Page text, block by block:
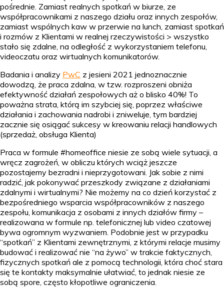
pośrednie. Zamiast realnych spotkań w biurze, ze
współpracownikami z naszego działu oraz innych zespołów,
zamiast wspólnych kaw w przerwie na lunch, zamiast spotkań
i rozmów z Klientami w realnej rzeczywistości > wszystko
stało się zdalne, na odległość z wykorzystaniem telefonu,
videoczatu oraz wirtualnych komunikatorów.
Badania i analizy PwC z jesieni 2021 jednoznacznie
dowodzą, że praca zdalna, w tzw. rozproszeni obniża
efektywność działań zespołowych aż o blisko 40%! To
poważna strata, którą im szybciej się, poprzez właściwe
działania i zachowania nadrobi i zniweluje, tym bardziej
zacznie się osiągać sukcesy w kreowaniu relacji handlowych
(sprzedaż, obsługa Klienta)
Praca w formule #homeoffice niesie ze sobą wiele sytuacji, a
wręcz zagrożeń, w obliczu których wciąż jeszcze
pozostajemy bezradni i nieprzygotowani. Jak sobie z nimi
radzić, jak pokonywać przeszkody związane z działaniami
zdalnymi i wirtualnymi? Nie możemy na co dzień korzystać z
bezpośredniego wsparcia współpracowników z naszego
zespołu, komunikacja z osobami z innych działów firmy –
realizowana w formule np. telefonicznej lub video czatowej
bywa ogromnym wyzwaniem. Podobnie jest w przypadku
“spotkań” z Klientami zewnętrznymi, z którymi relacje musimy
budować i realizować nie “na żywo” w trakcie faktycznych,
fizycznych spotkań ale z pomocą technologii, która choć stara
się te kontakty maksymalnie ułatwiać, to jednak niesie ze
sobą spore, często kłopotliwe ograniczenia.